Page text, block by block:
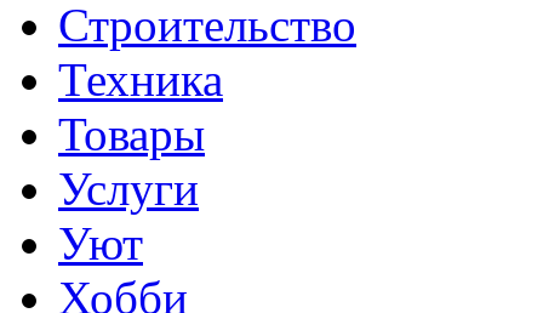
Строительство
Техника
Товары
Услуги
Уют
Хобби